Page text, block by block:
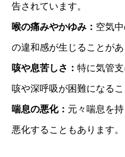
告されています。
喉の痛みやかゆみ： 空気
の違和感が生じることがあ
咳や息苦しさ： 特に気管
咳や深呼吸が困難になるこ
喘息の悪化： 元々喘息を
悪化することもあります。